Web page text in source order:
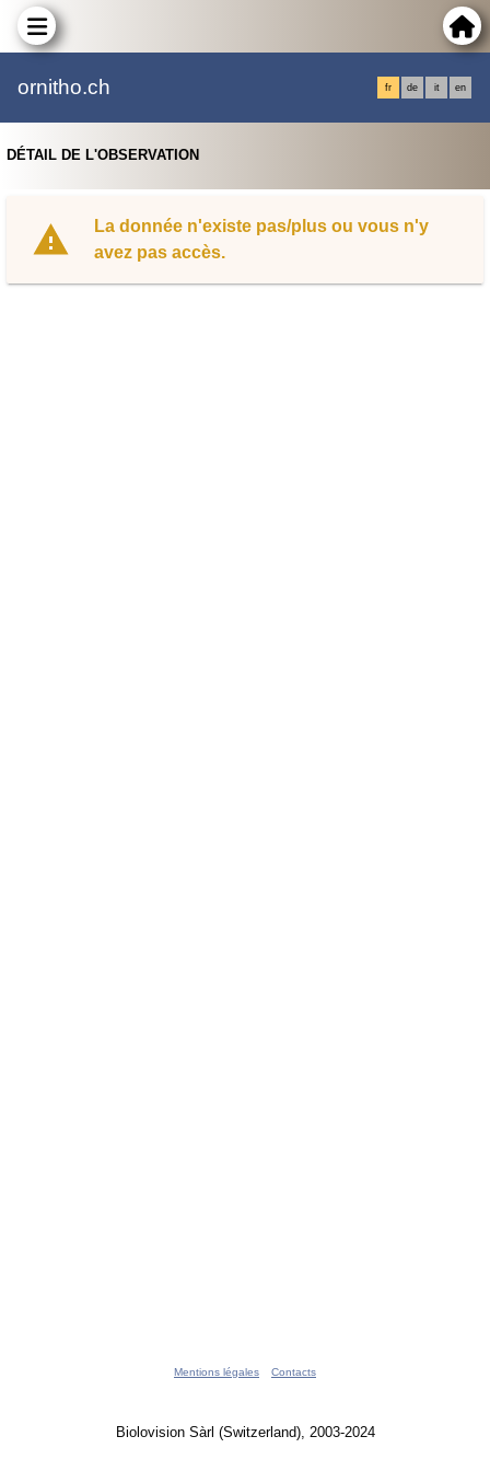
ornitho.ch fr de it en
DÉTAIL DE L'OBSERVATION
La donnée n'existe pas/plus ou vous n'y
avez pas accès.
Mentions légales Contacts
Biolovision Sàrl (Switzerland), 2003-2024